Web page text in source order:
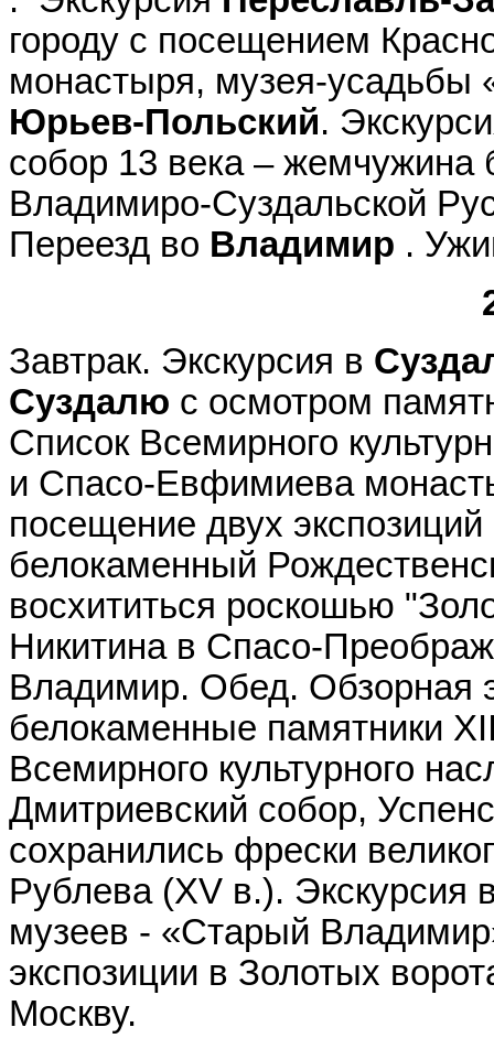
городу с посещением
монастыря, музея-усадьбы
Юрьев-Польский.
собор 13 века – жемчужина
Владимиро-Суздальской
Переезд во Владимир .
Завтрак. Экскурсия в
Суздалю с осмотром
Список Всемирного
и Спасо-Евфимиева
посещение двух
белокаменный
восхититься роскошью
Никитина в Спасо-
Владимир. Обед. Обзорная
белокаменные памятники
Всемирного культурного
Дмитриевский собор,
сохранились фрески
Рублева (XV в.). Экскурсия
музеев - «Старый
экспозиции в Золотых
Москву.